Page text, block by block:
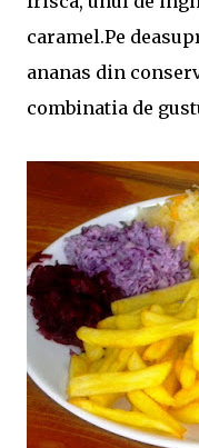
caramel.Pe
ananas din
combinatia de